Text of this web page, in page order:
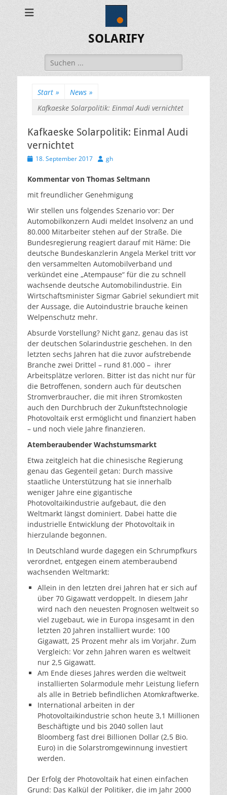
SOLARIFY
Suchen
nach:
Start » News »
Kafkaeske Solarpolitik: Einmal Audi vernichtet
Kafkaeske Solarpolitik: Einmal Audi
vernichtet
Veröffentlicht
18. September 2017 Autor
gh
Kommentar von Thomas Seltmann
mit freundlicher Genehmigung
Wir stellen uns folgendes Szenario vor: Der
Automobilkonzern Audi meldet Insolvenz an und
80.000 Mitarbeiter stehen auf der Straße. Die
Bundesregierung reagiert darauf mit Häme: Die
deutsche Bundeskanzlerin Angela Merkel tritt vor
den versammelten Automobilverband und
verkündet eine „Atempause“ für die zu schnell
wachsende deutsche Automobilindustrie. Ein
Wirtschaftsminister Sigmar Gabriel sekundiert mit
der Aussage, die Autoindustrie brauche keinen
Welpenschutz mehr.
Absurde Vorstellung? Nicht ganz, genau das ist
der deutschen Solarindustrie geschehen. In den
letzten sechs Jahren hat die zuvor aufstrebende
Branche zwei Drittel – rund 81.000 – ihrer
Arbeitsplätze verloren. Bitter ist das nicht nur für
die Betroffenen, sondern auch für deutschen
Stromverbraucher, die mit ihren Stromkosten
auch den Durchbruch der Zukunftstechnologie
Photovoltaik erst ermöglicht und finanziert haben
– und noch viele Jahre finanzieren.
Atemberaubender Wachstumsmarkt
Etwa zeitgleich hat die chinesische Regierung
genau das Gegenteil getan: Durch massive
staatliche Unterstützung hat sie innerhalb
weniger Jahre eine gigantische
Photovoltaikindustrie aufgebaut, die den
Weltmarkt längst dominiert. Dabei hatte die
industrielle Entwicklung der Photovoltaik in
hierzulande begonnen.
In Deutschland wurde dagegen ein Schrumpfkurs
verordnet, entgegen einem atemberaubend
wachsenden Weltmarkt:
Allein in den letzten drei Jahren hat er sich auf
über 70 Gigawatt verdoppelt. In diesem Jahr
wird nach den neuesten Prognosen weltweit so
viel zugebaut, wie in Europa insgesamt in den
letzten 20 Jahren installiert wurde: 100
Gigawatt, 25 Prozent mehr als im Vorjahr. Zum
Vergleich: Vor zehn Jahren waren es weltweit
nur 2,5 Gigawatt.
Am Ende dieses Jahres werden die weltweit
installierten Solarmodule mehr Leistung liefern
als alle in Betrieb befindlichen Atomkraftwerke.
International arbeiten in der
Photovoltaikindustrie schon heute 3,1 Millionen
Beschäftigte und bis 2040 sollen laut
Bloomberg fast drei Billionen Dollar (2,5 Bio.
Euro) in die Solarstromgewinnung investiert
werden.
Der Erfolg der Photovoltaik hat einen einfachen
Grund: Das Kalkül der Politiker, die im Jahr 2000